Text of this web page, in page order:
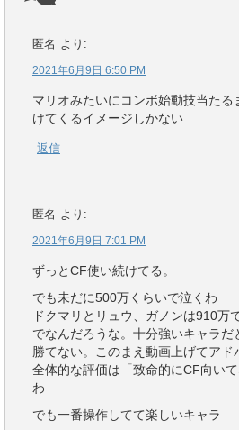
匿名 より:
2021年6月9日 6:50 PM
マリオみたいにコンボ始動技当たる
けてくるイメージしかない
返信
匿名 より:
2021年6月9日 7:01 PM
ずっとCF使い続けてる。
でも未だに500万くらいで泣くわ
ドクマリとリュウ、ガノンは910万
でなんだろうな。十分強いキャラだ
勝てない。このまえ動画上げてアド
全体的な評価は「致命的にCF向い
わ
でも一番操作してて楽しいキャラ